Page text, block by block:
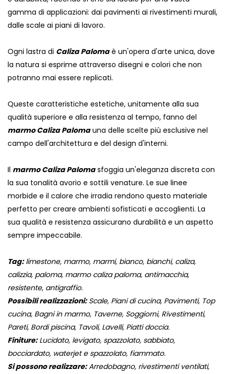
gamma di applicazioni: dai pavimenti ai rivestimenti murali,
dalle scale ai piani di lavoro.
Ogni lastra di Caliza Palomaè un'opera d'arte unica, dove
la natura si esprime attraverso disegni e colori che non
potranno mai essere replicati.
Queste caratteristiche estetiche, unitamente alla sua
qualità superiore e alla resistenza al tempo, fanno del
marmo Caliza Palomauna delle scelte più esclusive nel
campo dell'architettura e del design d'interni.
Il marmo Caliza Palomasfoggia un'eleganza discreta con
la sua tonalità avorio e sottili venature. Le sue linee
morbide e il calore che irradia rendono questo materiale
perfetto per creare ambienti sofisticati e accoglienti. La
sua qualità e resistenza assicurano durabilità e un aspetto
sempre impeccabile.
Tag:limestone, marmo, marmi, bianco, bianchi, caliza,
calizzia, paloma, marmo caliza paloma, antimacchia,
resistente, antigraffio.
Possibili realizzazioni:Scale, Piani di cucina, Pavimenti, Top
cucina, Bagni in marmo, Taverne, Soggiorni, Rivestimenti,
Pareti, Bordi piscina, Tavoli, Lavelli, Piatti doccia.
Finiture:Lucidato, levigato, spazzolato, sabbiato,
bocciardato, waterjet e spazzolato, fiammato.
Si possono realizzare:Arredobagno, rivestimenti ventilati,